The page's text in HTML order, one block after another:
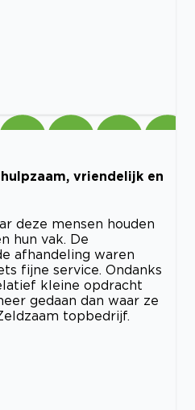
vriendelijk en
deze mensen houden
hun vak. De
afhandeling waren
fijne service. Ondanks
kleine opdracht
gedaan dan waar ze
topbedrijf.